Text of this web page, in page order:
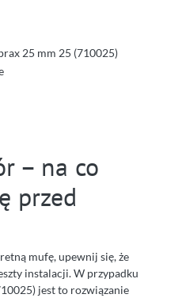
25 mm 25 (710025)
– na co
przed
mufę, upewnij się, że
instalacji. W przypadku
jest to rozwiązanie